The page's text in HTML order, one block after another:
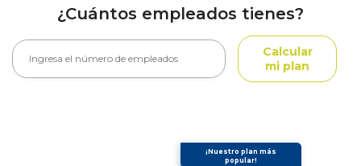
¿Cuántos empleados tienes?
Calcular
mi plan
¡Nuestro plan más
popular!